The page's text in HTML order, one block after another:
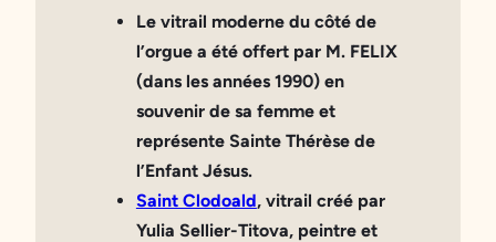
Le vitrail moderne du côté de
l’orguea été offert par M. FELIX
(dans les années 1990) en
souvenir de sa femme et
représente Sainte Thérèse de
l’Enfant Jésus.
Saint Clodoald, vitrail créé par
Yulia Sellier-Titova, peintre et